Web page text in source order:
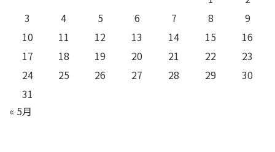
3
4 5 6 7 8
9
10
11 12 13 14 15
16
17
18 19 20 21 22
23
24
25 26 27 28 29
30
31
« 5月